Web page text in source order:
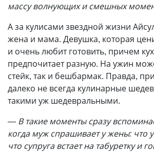
массу волнующих и смешных
А за кулисами звездной жизни
жена и мама. Девушка, которая
и очень любит готовить, причем
предпочитает разную. На ужин
стейк, так и бешбармак. Правда,
далеко не всегда кулинарные
такими уж шедевральными.
— В такие моменты сразу
когда муж спрашивает у жены: что
что супруга встает на табуретку и